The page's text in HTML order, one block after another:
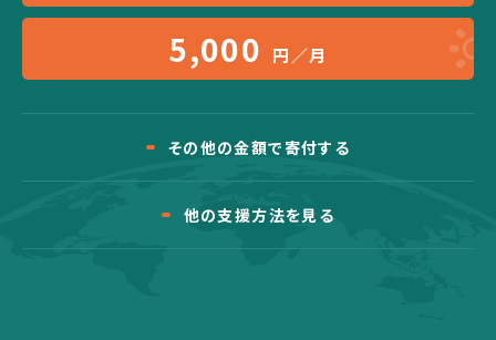
5,000 円／月
その他の金額で寄付する
他の支援方法を見る